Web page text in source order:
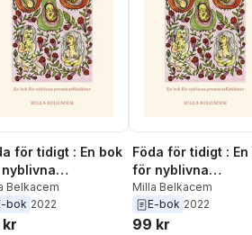
för tidigt : En bok
Belkacem
bok 2022
Föda för tidigt : En
för nyblivna
prematurföräldrar
Milla Belkacem
E-bok 2022
99 kr